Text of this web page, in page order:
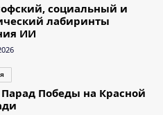
социальный и
лабиринты
ИИ
Победы на Красной